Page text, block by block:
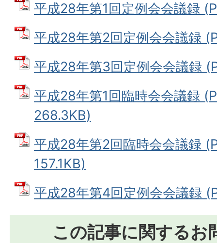
平成28年第1回定例会会議録
平成28年第2回定例会会議録
平成28年第3回定例会会議録
平成28年第1回臨時会会議録
268.3KB)
平成28年第2回臨時会会議録
157.1KB)
平成28年第4回定例会会議録
この記事に関するお